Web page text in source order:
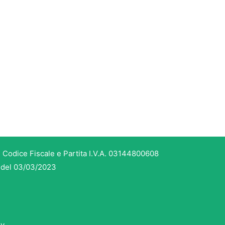
Fiscale e Partita I.V.A. 03144800608
03/03/2023